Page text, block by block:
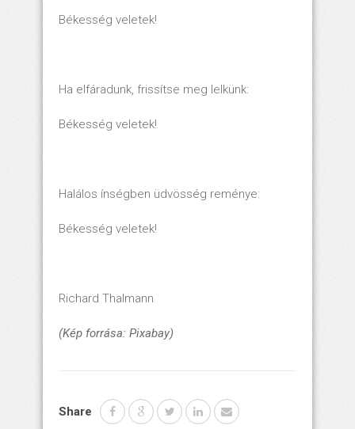
Békesség veletek!
Ha elfáradunk, frissítse meg lelkünk:
Békesség veletek!
Halálos ínségben üdvösség reménye:
Békesség veletek!
Richard Thalmann
(Kép forrása: Pixabay)
Share